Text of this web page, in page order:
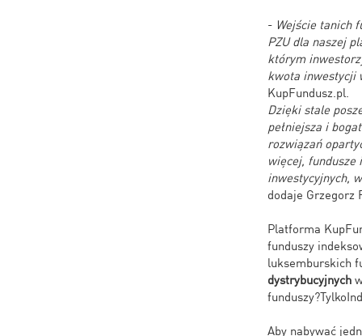
- Wejście tanich
PZU dla naszej
którym
kwota inwestycji
KupFundusz.pl.
Dzięki stale
pełniejsza i
rozwiązań
więcej, fundusze
inwestycyjnych,
dodaje Grzegorz
Platforma
funduszy
luksemburskich
dystrybucyjnych
Aby nabywać